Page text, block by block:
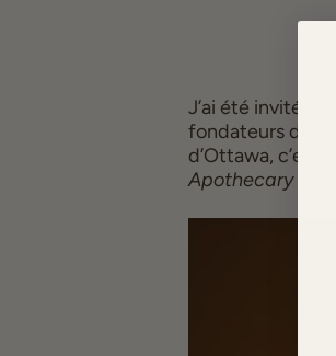
J’ai été invitée
fondateurs de
d’Ottawa, c’est
Apothecary